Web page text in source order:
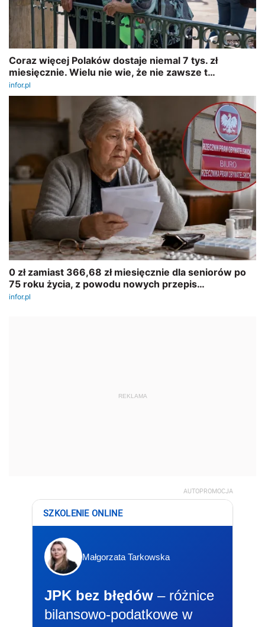
REKLAMA
AUTOPROMOCJA
SZKOLENIE ONLINE
Małgorzata Tarkowska
JPK bez błędów – różnice
bilansowo-podatkowe w